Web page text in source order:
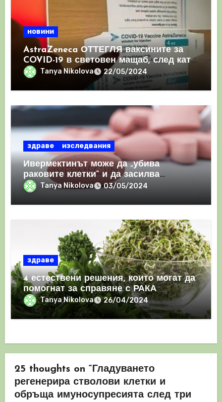
новини
AstraZeneca ОТТЕГЛЯ ваксините за
COVID-19 в световен мащаб, след като
призна, че те причиняват КРЪВНИ
съсиреци
Tanya Nikolova 22/05/2024
здраве изследвания
Ивермектинът може да „убива
раковите клетки“ и да засилва
имунния отговор
Tanya Nikolova 03/05/2024
здраве
4 естествени решения, които могат да
помогнат за справяне с РАКА
Tanya Nikolova 26/04/2024
25 thoughts on “Гладуването
регенерира стволови клетки и
обръща имуносупресията след три